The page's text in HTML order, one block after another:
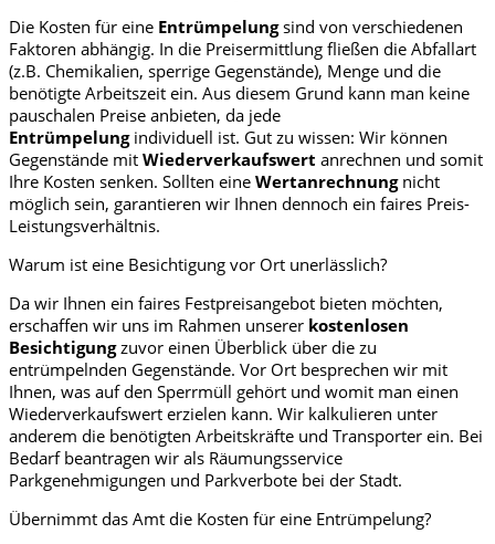
Die Kosten für eine Entrümpelungsind von verschiedenen
Faktoren abhängig. In die Preisermittlung fließen die Abfallart
(z.B. Chemikalien, sperrige Gegenstände), Menge und die
benötigte Arbeitszeit ein. Aus diesem Grund kann man keine
pauschalen Preise anbieten, da jede
Entrümpelungindividuell ist. Gut zu wissen: Wir können
Gegenstände mit Wiederverkaufswert anrechnen und somit
Ihre Kosten senken. Sollten eine Wertanrechnungnicht
möglich sein, garantieren wir Ihnen dennoch ein faires Preis-
Leistungsverhältnis.
Warum ist eine Besichtigung vor Ort unerlässlich?
Da wir Ihnen ein faires Festpreisangebot bieten möchten,
erschaffen wir uns im Rahmen unserer kostenlosen
Besichtigungzuvor einen Überblick über die zu
entrümpelnden Gegenstände. Vor Ort besprechen wir mit
Ihnen, was auf den Sperrmüll gehört und womit man einen
Wiederverkaufswert erzielen kann. Wir kalkulieren unter
anderem die benötigten Arbeitskräfte und Transporter ein. Bei
Bedarf beantragen wir als Räumungsservice
Parkgenehmigungen und Parkverbote bei der Stadt.
Übernimmt das Amt die Kosten für eine Entrümpelung?